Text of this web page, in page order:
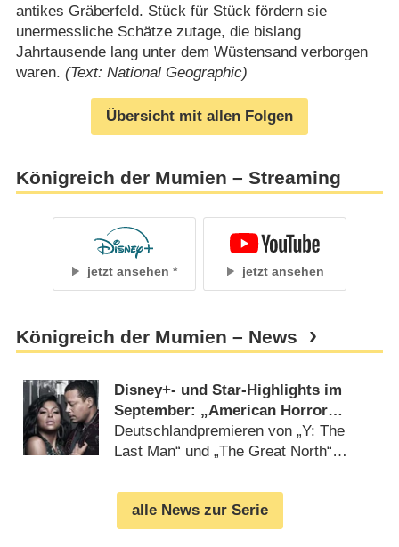
antikes Gräberfeld. Stück für Stück fördern sie
unermessliche Schätze zutage, die bislang
Jahrtausende lang unter dem Wüstensand verborgen
waren. (Text: National Geographic)
Übersicht mit allen Folgen
Königreich der Mumien – Streaming
jetzt ansehen jetzt ansehen
Königreich der Mumien – News
Disney+- und Star-Highlights im
September: „American Horror
Stories“, „Empire“, „Die Dinos“ und
„Golden Girls“
Deutschlandpremieren von „Y: The
Last Man“ und „The Great North“
alle News zur Serie